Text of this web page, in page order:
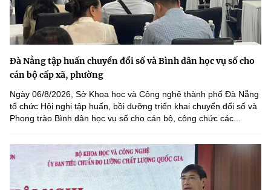
Đà Nẵng tập huấn chuyển đổi số và Bình dân học vụ số cho
cán bộ cấp xã, phường
Ngày 06/8/2026, Sở Khoa học và Công nghệ thành phố Đà Nẵng
tổ chức Hội nghị tập huấn, bồi dưỡng triển khai chuyển đổi số và
Phong trào Bình dân học vụ số cho cán bộ, công chức các...